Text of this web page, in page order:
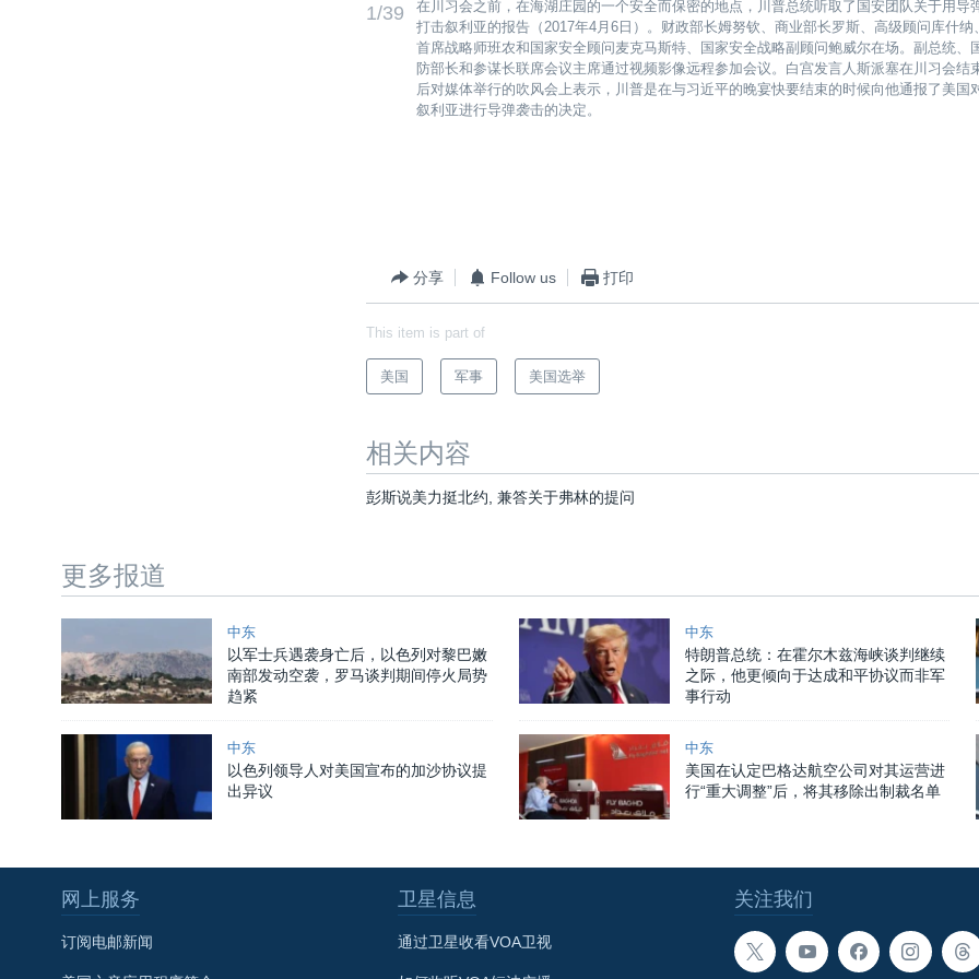
1/39
在川习会之前，在海湖庄园的一个安全而保密的地点，川普总统听取了国安团队关于用导
打击叙利亚的报告（2017年4月6日）。财政部长姆努钦、商业部长罗斯、高级顾问库什纳、
首席战略师班农和国家安全顾问麦克马斯特、国家安全战略副顾问鲍威尔在场。副总统、
防部长和参谋长联席会议主席通过视频影像远程参加会议。白宫发言人斯派塞在川习会结
后对媒体举行的吹风会上表示，川普是在与习近平的晚宴快要结束的时候向他通报了美国
叙利亚进行导弹袭击的决定。
分享 Follow us 打印
This item is part of
美国 军事 美国选举
相关内容
彭斯说美力挺北约, 兼答关于弗林的提问
更多报道
中东
以军士兵遇袭身亡后，以色列对黎巴嫩
南部发动空袭，罗马谈判期间停火局势
趋紧
中东
特朗普总统：在霍尔木兹海峡谈判继续
之际，他更倾向于达成和平协议而非军
事行动
中东
以色列领导人对美国宣布的加沙协议提
出异议
中东
美国在认定巴格达航空公司对其运营进
行“重大调整”后，将其移除出制裁名单
关注我们
网上服务
订阅电邮新闻
卫星信息
通过卫星收看VOA卫视